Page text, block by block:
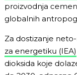
proizvodnja
globalnih
Za dostizanje
za energetiku (IEA)
dioksida koje